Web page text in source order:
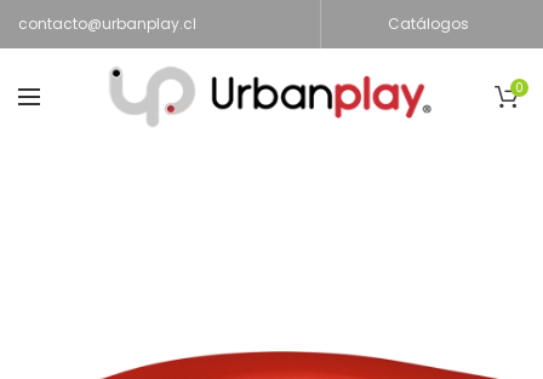
contacto@urbanplay.cl Catálogos
0